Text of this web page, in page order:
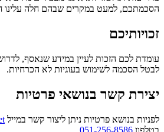
הסכמתכם, למעט במקרים שבהם חלה עלינו
זכויותיכם
עומדת לכם הזכות לעיין במידע שנאסף,
לבטל הסכמה לשימוש בעוגיות לא הכרחיות.
יצירת קשר בנושאי פרטיות
לפניות בנושא פרטיות ניתן ליצור קשר במייל
בטלפון 051-256-8586
.